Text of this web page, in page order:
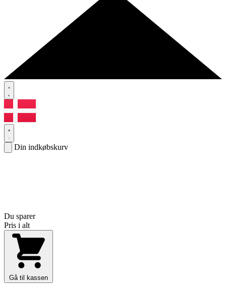
Din indkøbskurv
Du sparer
Pris i alt
Gå til kassen